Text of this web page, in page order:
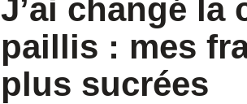
J’ai changé la
paillis : mes
plus sucrées